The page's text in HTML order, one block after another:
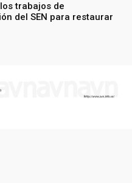
trabajos de
del SEN para restaurar